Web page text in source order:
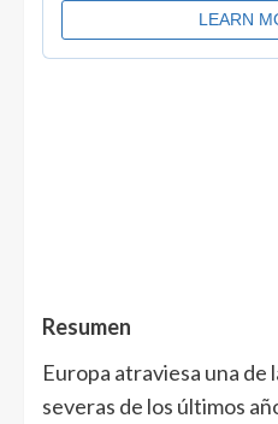
Resumen
Europa atraviesa una de
severas de los últimos